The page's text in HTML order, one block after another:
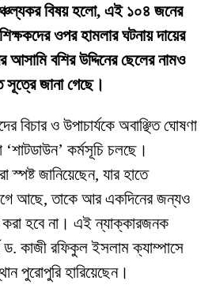
বিষয় হলো, এই ১০৪ জনের
ওপর হামলার ঘটনায় দায়ের
আসামি বশির উদ্দিনের ছেলের নামও
সূত্রে জানা গেছে।
বিচার ও উপাচার্যকে অবাঞ্ছিত ঘোষণা
‘শাটডাউন’ কর্মসূচি চলছে।
স্পষ্ট জানিয়েছেন, যার হাতে
আছে, তাকে আর একদিনের জন্যও
করা হবে না। এই ন্যাক্কারজনক
ড. কাজী রফিকুল ইসলাম ক্যাম্পাসে
পুরোপুরি হারিয়েছেন।